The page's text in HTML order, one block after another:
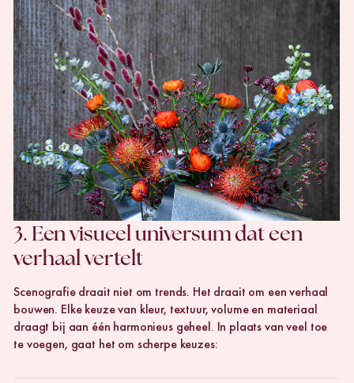
3. Een visueel universum dat een
verhaal vertelt
Scenografie draait niet om trends. Het draait om een verhaal
bouwen. Elke keuze van kleur, textuur, volume en materiaal
draagt bij aan één harmonieus geheel. In plaats van veel toe
te voegen, gaat het om scherpe keuzes: